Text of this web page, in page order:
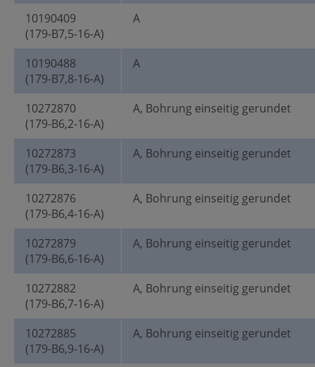
10190409
(179-B7,5-16-A)
A
10190488
(179-B7,8-16-A)
A
10272870
(179-B6,2-16-A)
A, Bohrung einseitig gerundet
10272873
(179-B6,3-16-A)
A, Bohrung einseitig gerundet
10272876
(179-B6,4-16-A)
A, Bohrung einseitig gerundet
10272879
(179-B6,6-16-A)
A, Bohrung einseitig gerundet
10272882
(179-B6,7-16-A)
A, Bohrung einseitig gerundet
10272885
(179-B6,9-16-A)
A, Bohrung einseitig gerundet